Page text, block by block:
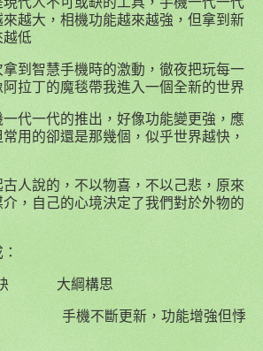
越大，相機功能越來越強，但拿到新
越低
到智慧手機時的激動，徹夜把玩每一
拉丁的魔毯帶我進入一個全新的世界
代一代的推出，好像功能變更強，應
用的卻還是那幾個，似乎世界越快，
人說的，不以物喜，不以己悲，原來
，自己的心境決定了我們對於外物的
大綱構思
手機不斷更新，功能增強但悸